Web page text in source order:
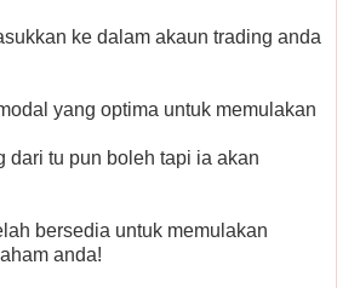
ke dalam akaun trading anda
yang optima untuk memulakan
dari tu pun boleh tapi ia akan
bersedia untuk memulakan
anda!